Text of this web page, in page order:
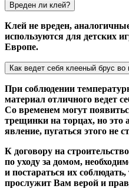
Вреден ли клей?
Клей не вреден,
используются для детских
Европе.
Как ведет себя клееный брус во
При соблюдении
материал отличного ведет
Со временем могут
трещинки на торцах, но это
явление, пугаться этого не
К договору на
по уходу за домом,
и постараться их соблюдать,
прослужит Вам верой и